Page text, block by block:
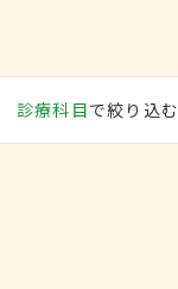
診療科目で絞り込む